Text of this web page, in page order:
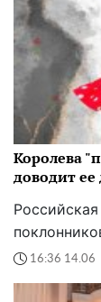
Королева
доводит ее
16:36 14.06